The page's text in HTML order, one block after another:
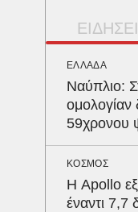
ΕΛΛΑΔΑ
Ναύπλιο:
ομολογίαν
59χρονου
ΚΟΣΜΟΣ
Η Apollo
έναντι 7,7